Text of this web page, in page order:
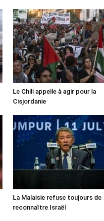
Le Chili appelle à agir pour la
Cisjordanie
La Malaisie refuse toujours de
reconnaître Israël